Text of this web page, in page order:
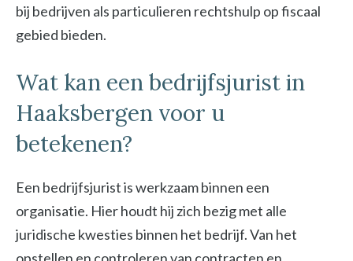
bij bedrijven als particulieren rechtshulp op fiscaal
gebied bieden.
Wat kan een bedrijfsjurist in
Haaksbergen voor u
betekenen?
Een bedrijfsjurist is werkzaam binnen een
organisatie. Hier houdt hij zich bezig met alle
juridische kwesties binnen het bedrijf. Van het